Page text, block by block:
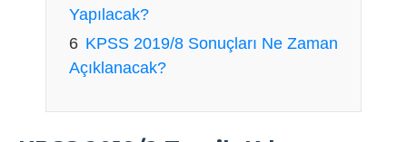
Yapılacak?
KPSS 2019/8 Sonuçları Ne Zaman
Açıklanacak?